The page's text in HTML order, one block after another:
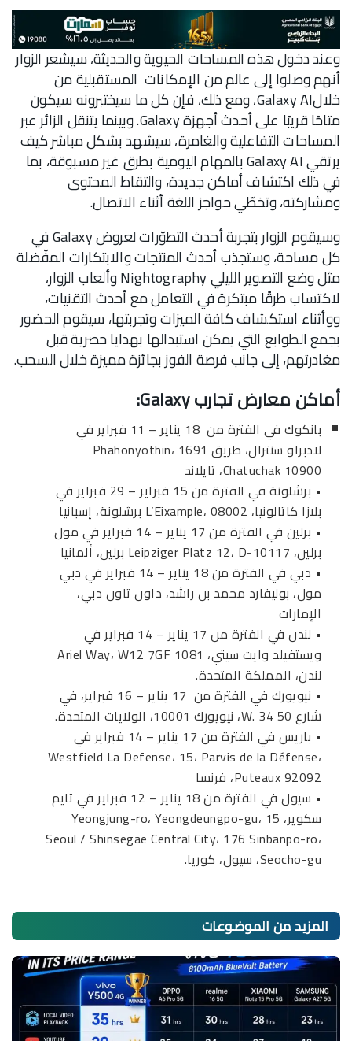
وعند دخول هذه المساحات الحيوية والحديثة، سيشعر الزوار
أنهم وصلوا إلى عالم من الإمكانات المستقبلية من
خلالGalaxy AI، ومع ذلك، فإن كل ما سيختبرونه سيكون
متاحًا قريبًا على أحدث أجهزة Galaxy. وبينما يتنقل الزائر عبر
المساحات التفاعلية والغامرة، سيشهد بشكل مباشر كيف
يرتقي Galaxy AI بالمهام اليومية بطرق غير مسبوقة، بما
في ذلك اكتشاف أماكن جديدة، والتقاط المحتوى
ومشاركته، وتخطّي حواجز اللغة أثناء الاتصال.
وسيقوم الزوار بتجربة أحدث التطوّرات لعروض Galaxy في
كل مساحة، وستجذب أحدث المنتجات والابتكارات المفّضلة
مثل وضع التصوير الليلي Nightography وألعاب الزوار،
لاكتساب طرقًا مبتكرة في التعامل مع أحدث التقنيات،
ووأثناء استكشاف كافة الميزات وتجربتها، سيقوم الحضور
بجمع الطوابع التي يمكن استبدالها بهدايا حصرية قبل
مغادرتهم، إلى جانب فرصة الفوز بجائزة مميزة خلال السحب.
أماكن معارض تجارب Galaxy:
بانكوك في الفترة من 18 يناير – 11 فبراير في
لادبراو سنترال، طريق 1691 Phahonyothin،
Chatuchak 10900، تايلاند
• برشلونة في الفترة من 15 فبراير – 29 فبراير في
بلازا كاتالونيا، L’Eixample، 08002 برشلونة، إسبانيا
• برلين في الفترة من 17 يناير – 14 فبراير في مول
برلين، Leipziger Platz 12، D-10117 برلين، ألمانيا
• دبي في الفترة من 18 يناير – 14 فبراير في دبي
مول، بوليفارد محمد بن راشد، داون تاون دبي،
الإمارات
• لندن في الفترة من 17 يناير – 14 فبراير في
ويستفيلد وايت سيتي، 1081 Ariel Way، W12 7GF
لندن، المملكة المتحدة.
• نيويورك في الفترة من 17 يناير – 16 فبراير، في
شارع 50 W. 34، نيويورك 10001، الولايات المتحدة.
• باريس في الفترة من 17 يناير – 14 فبراير في
Westfield La Defense، 15، Parvis de la Défense،
Puteaux 92092، فرنسا
• سيول في الفترة من 18 يناير – 12 فبراير في تايم
سكوير، 15 Yeongjung-ro، Yeongdeungpo-gu،
Seoul / Shinsegae Central City، 176 Sinbanpo-ro،
Seocho-gu، سيول، كوريا.
المزيد منالموضوعات